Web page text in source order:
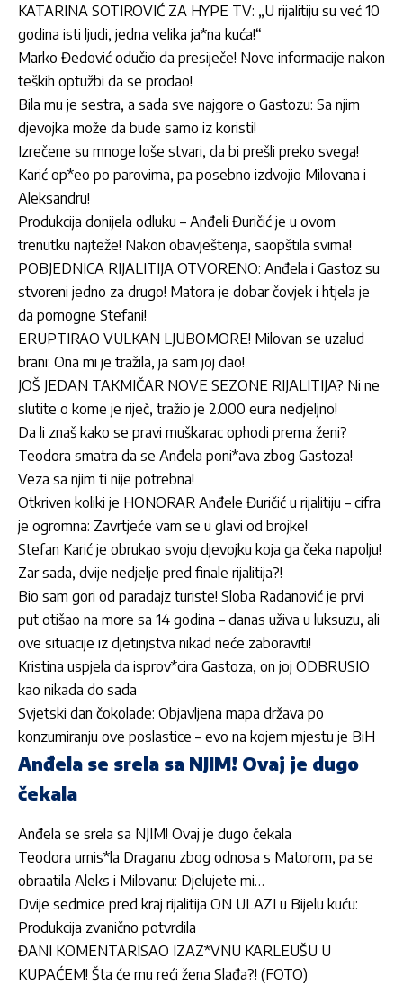
KATARINA SOTIROVIĆ ZA HYPE TV: „U rijalitiju su već 10
godina isti ljudi, jedna velika ja*na kuća!“
Marko Đedović odučio da presiječe! Nove informacije nakon
teških optužbi da se prodao!
Bila mu je sestra, a sada sve najgore o Gastozu: Sa njim
djevojka može da bude samo iz koristi!
Izrečene su mnoge loše stvari, da bi prešli preko svega!
Karić op*eo po parovima, pa posebno izdvojio Milovana i
Aleksandru!
Produkcija donijela odluku – Anđeli Đuričić je u ovom
trenutku najteže! Nakon obavještenja, saopštila svima!
POBJEDNICA RIJALITIJA OTVORENO: Anđela i Gastoz su
stvoreni jedno za drugo! Matora je dobar čovjek i htjela je
da pomogne Stefani!
ERUPTIRAO VULKAN LJUBOMORE! Milovan se uzalud
brani: Ona mi je tražila, ja sam joj dao!
JOŠ JEDAN TAKMIČAR NOVE SEZONE RIJALITIJA? Ni ne
slutite o kome je riječ, tražio je 2.000 eura nedjeljno!
Da li znaš kako se pravi muškarac ophodi prema ženi?
Teodora smatra da se Anđela poni*ava zbog Gastoza!
Veza sa njim ti nije potrebna!
Otkriven koliki je HONORAR Anđele Đuričić u rijalitiju – cifra
je ogromna: Zavrtjeće vam se u glavi od brojke!
Stefan Karić je obrukao svoju djevojku koja ga čeka napolju!
Zar sada, dvije nedjelje pred finale rijalitija?!
Bio sam gori od paradajz turiste! Sloba Radanović je prvi
put otišao na more sa 14 godina – danas uživa u luksuzu, ali
ove situacije iz djetinjstva nikad neće zaboraviti!
Kristina uspjela da isprov*cira Gastoza, on joj ODBRUSIO
kao nikada do sada
Svjetski dan čokolade: Objavljena mapa država po
konzumiranju ove poslastice – evo na kojem mjestu je BiH
Anđela se srela sa NJIM! Ovaj je dugo
čekala
Anđela se srela sa NJIM! Ovaj je dugo čekala
Teodora urnis*la Draganu zbog odnosa s Matorom, pa se
obraatila Aleks i Milovanu: Djelujete mi…
Dvije sedmice pred kraj rijalitija ON ULAZI u Bijelu kuću:
Produkcija zvanično potvrdila
ĐANI KOMENTARISAO IZAZ*VNU KARLEUŠU U
KUPAĆEM! Šta će mu reći žena Slađa?! (FOTO)